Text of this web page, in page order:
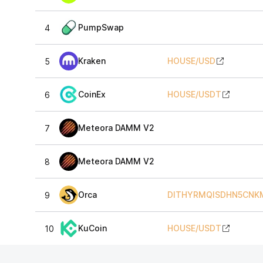
4 PumpSwap
5 Kraken HOUSE/USD
6 CoinEx HOUSE/USDT
7 Meteora DAMM V2
8 Meteora DAMM V2
9 Orca
10 KuCoin HOUSE/USDT